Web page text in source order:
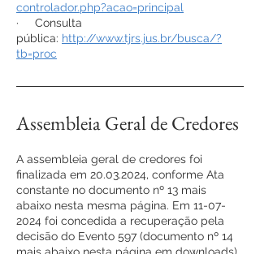
controlador.php?acao=principal
· Consulta
pública: http://www.tjrs.jus.br/busca/?
tb=proc
Assembleia Geral de Credores
A assembleia geral de credores foi
finalizada em 20.03.2024, conforme Ata
constante no documento nº 13 mais
abaixo nesta mesma página. Em 11-07-
2024 foi concedida a recuperação pela
decisão do Evento 597 (documento nº 14